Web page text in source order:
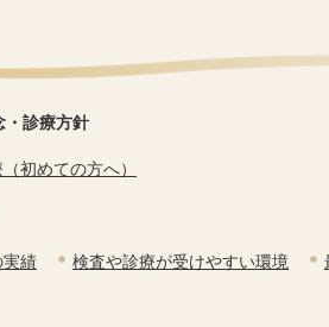
・診療方針
初めての方へ）
実績 検査や診療が受けやすい環境